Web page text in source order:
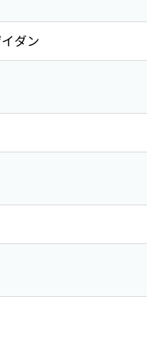
ダン